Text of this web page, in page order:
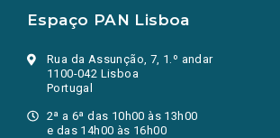
Espaço PAN Lisboa
Rua da Assunção, 7, 1.º andar
1100-042 Lisboa
Portugal
2ª a 6ª das 10h00 às 13h00
e das 14h00 às 16h00